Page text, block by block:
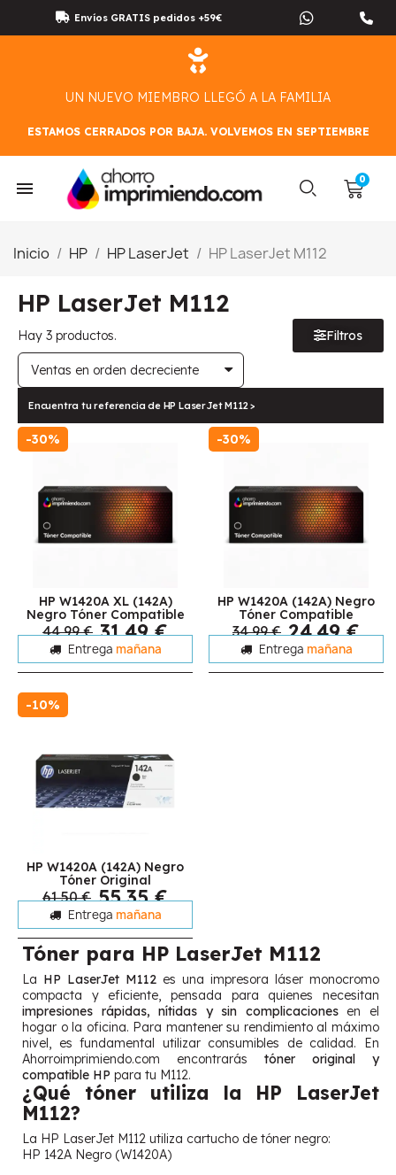
Envíos GRATIS pedidos +59€
UN NUEVO MIEMBRO LLEGÓ A LA FAMILIA
ESTAMOS CERRADOS POR BAJA. VOLVEMOS EN SEPTIEMBRE
Inicio HP HP LaserJet HP LaserJet M112
HP LaserJet M112
Hay 3 productos. Filtros
Encuentra tu referencia de HP LaserJet M112 >
-30%
HP W1420A XL (142A)
Negro Tóner Compatible
44,99 € 31,49 €
Entrega mañana
-30%
HP W1420A (142A) Negro
Tóner Compatible
34,99 € 24,49 €
Entrega mañana
-10%
HP W1420A (142A) Negro
Tóner Original
61,50 € 55,35 €
Entrega mañana
Tóner para HP LaserJet M112
La HP LaserJet M112 es una impresora láser monocromo
compacta y eficiente, pensada para quienes necesitan
impresiones rápidas, nítidas y sin complicacionesen el
hogar o la oficina. Para mantener su rendimiento al máximo
nivel, es fundamental utilizar consumibles de calidad. En
Ahorroimprimiendo.com encontrarás tóner original y
compatible HP para tu M112.
¿Qué tóner utiliza la HP LaserJet
M112?
La HP LaserJet M112 utiliza cartucho de tóner negro:
HP 142A Negro (W1420A)